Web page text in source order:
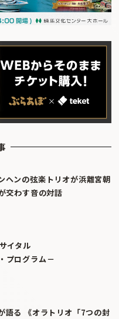
ヘンの弦楽トリオが浜離宮朝
交わす音の対話
イタル
プログラム－
語る 《オラトリオ「7つの封